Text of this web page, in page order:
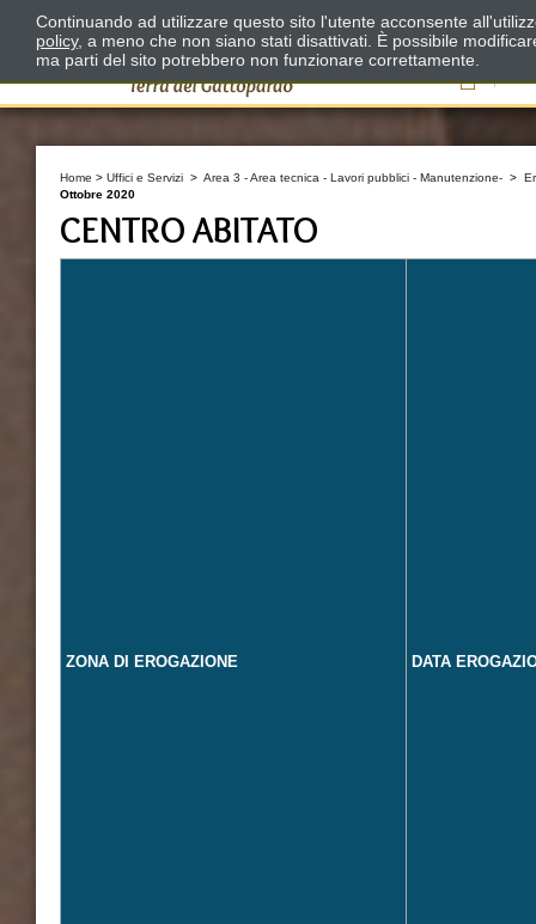
Il
Home > Uffici e Servizi > Area 3 - Area tecnica - Lavori pubblici - Manutenzione- >
Ottobre 2020
CENTRO ABITATO
ZONA DI EROGAZIONE DATA
Continuando ad utilizzare questo sito l'utente acconsente
policy, a meno che non siano stati disattivati. È possibile
ma parti del sito potrebbero non funzionare correttamente.